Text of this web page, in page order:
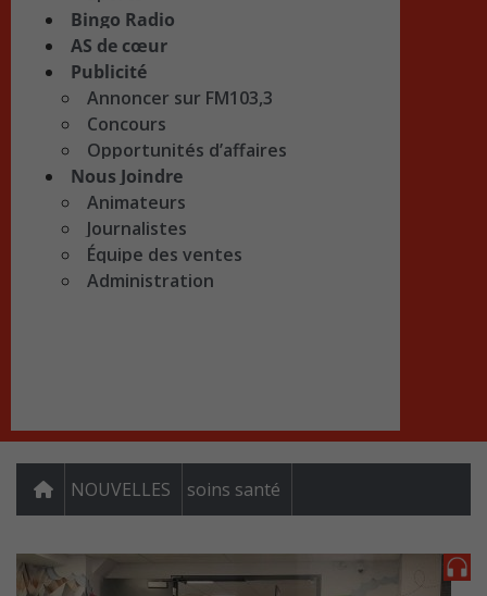
Bingo Radio
AS de cœur
Publicité
Annoncer sur FM103,3
Concours
Opportunités d’affaires
Nous Joindre
Animateurs
Journalistes
Équipe des ventes
Administration
NOUVELLES soins santé